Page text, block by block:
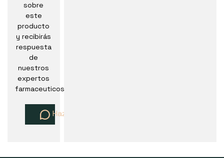
sobre
este
producto
y recibirás
respuesta
de
nuestros
expertos
farmaceuticos
Haz una pregunta